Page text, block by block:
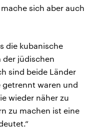
sich aber auch
die kubanische
der jüdischen
sind beide Länder
getrennt waren und
wieder näher zu
zu machen ist eine